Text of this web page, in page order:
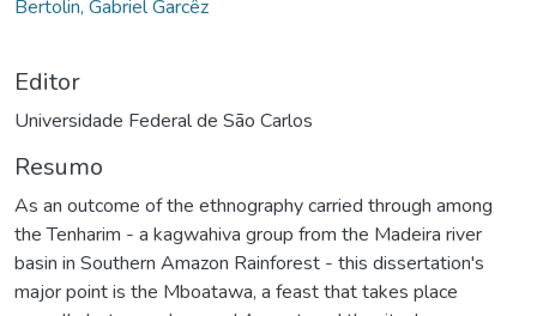
Bertolin, Gabriel Garcêz
Editor
Universidade Federal de São Carlos
Resumo
As an outcome of the ethnography carried through among
the Tenharim - a kagwahiva group from the Madeira river
basin in Southern Amazon Rainforest - this dissertation's
major point is the Mboatawa, a feast that takes place